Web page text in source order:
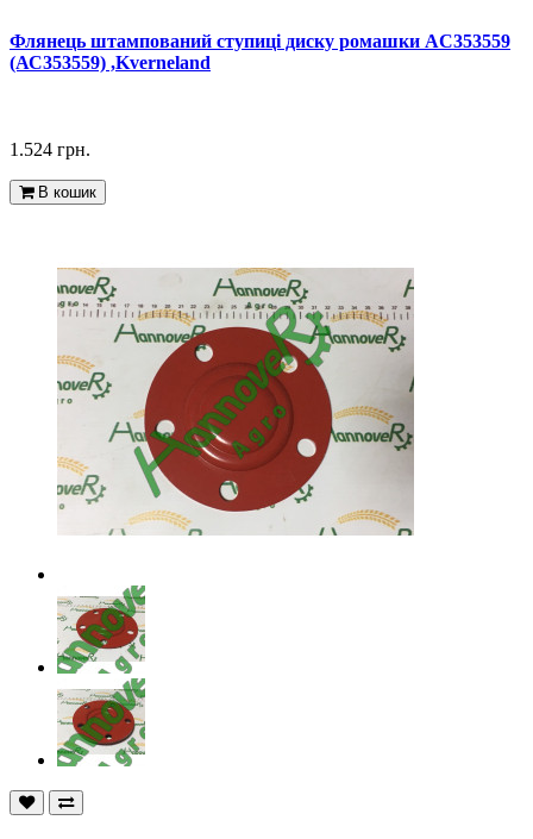
Флянець штампований ступиці диску ромашки AC353559
(АС353559) ,Kverneland
1.524 грн.
В кошик